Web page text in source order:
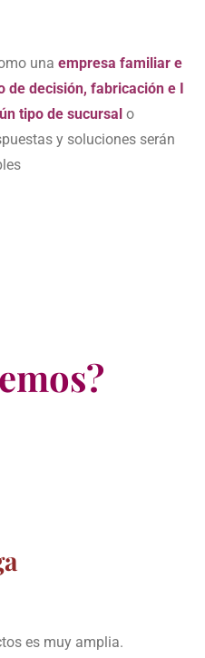
una empresa familiar e
de decisión, fabricación e I
tipo de sucursal o
y soluciones serán
es muy amplia.